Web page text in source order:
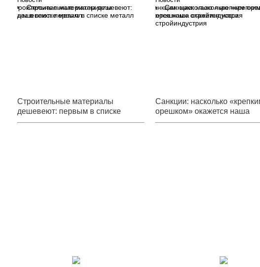
Строительные материалы
дешевеют: первым в списке металл
Строительные материалы
дешевеют: первым в списке
металл
Санкции: насколько
орешком» окажется наша
стройиндустрия
Санкции: насколько
орешком» окажется наша
стройиндустрия